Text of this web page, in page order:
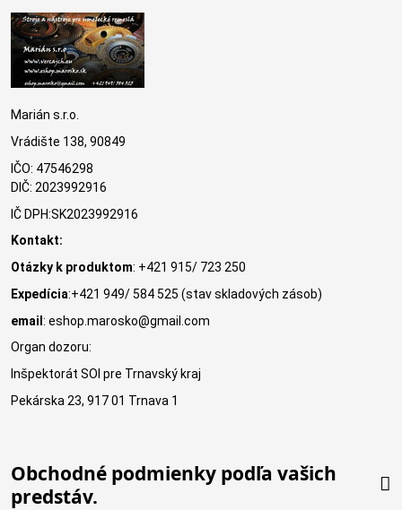
Marián s.r.o.
Vrádište 138, 90849
IČO: 47546298
DIČ: 2023992916
IČ DPH:SK2023992916
Kontakt:
Otázky k produktom: +421 915/ 723 250
Expedícia:+421 949/ 584 525 (stav skladových zásob)
email: eshop.marosko@gmail.com
Organ dozoru:
Inšpektorát SOI pre Trnavský kraj
Pekárska 23, 917 01 Trnava 1
Obchodné podmienky podľa vašich
predstáv.